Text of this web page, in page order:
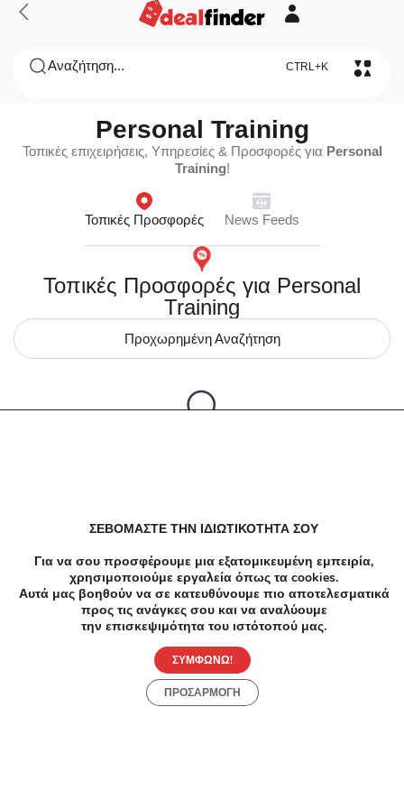
Αναζήτηση... CTRL+K
Personal Training
Τοπικές επιχειρήσεις, Υπηρεσίες & Προσφορές για Personal
Training!
Τοπικές Προσφορές News Feeds
Τοπικές Προσφορές για Personal
Training
Προχωρημένη Αναζήτηση
Κατηγορίες Περιοχές
ΣΕΒΟΜΑΣΤΕ ΤΗΝ ΙΔΙΩΤΙΚΟΤΗΤΑ ΣΟΥ
Για να σου προσφέρουμε μια εξατομικευμένη εμπειρία,
χρησιμοποιούμε εργαλεία όπως τα cookies.
Αυτά μας βοηθούν να σε κατευθύνουμε πιο αποτελεσματικά
προς τις ανάγκες σου και να αναλύουμε
την επισκεψιμότητα του ιστότοπού μας.
ΣΥΜΦΩΝΩ!
ΠΡΟΣΑΡΜΟΓΗ